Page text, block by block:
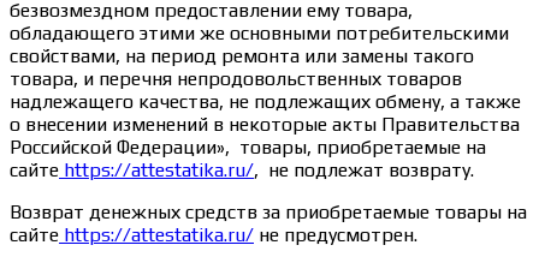
безвозмездном предоставлении ему товара,
обладающего этими же основными потребительскими
свойствами, на период ремонта или замены такого
товара, и перечня непродовольственных товаров
надлежащего качества, не подлежащих обмену, а также
о внесении изменений в некоторые акты Правительства
Российской Федерации», товары, приобретаемые на
сайте https://attestatika.ru/, не подлежат возврату.
Возврат денежных средств за приобретаемые товары на
сайте https://attestatika.ru/ не предусмотрен.